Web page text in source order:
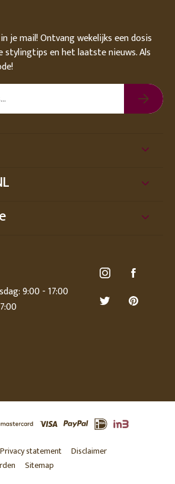
je mail! Ontvang wekelijks een dosis
stylingtips en het laatste nieuws. Als
9:00 - 17:00
Privacy statement
Disclaimer
Sitemap